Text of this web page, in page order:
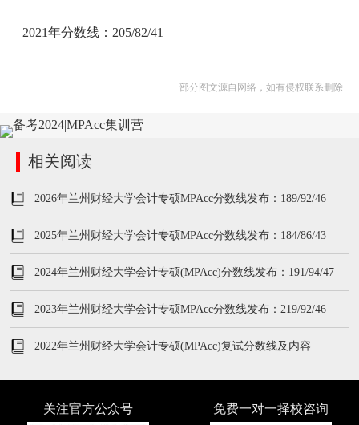
2021年分数线：205/82/41
部分图文源自网络，如有侵权联系删除
相关阅读
2026年兰州财经大学会计专硕MPAcc分数线发布：189/92/46
2025年兰州财经大学会计专硕MPAcc分数线发布：184/86/43
2024年兰州财经大学会计专硕(MPAcc)分数线发布：191/94/47
2023年兰州财经大学会计专硕MPAcc分数线发布：219/92/46
2022年兰州财经大学会计专硕(MPAcc)复试分数线及内容
关注官方公众号 免费一对一择校咨询